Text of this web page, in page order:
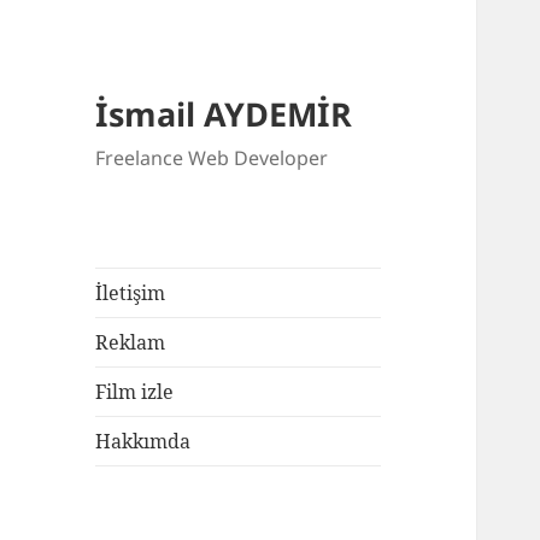
İsmail AYDEMİR
Freelance Web Developer
İletişim
Reklam
Film izle
Hakkımda